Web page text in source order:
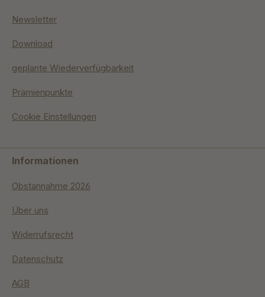
Newsletter
Download
geplante Wiederverfügbarkeit
Prämienpunkte
Cookie Einstellungen
Informationen
Obstannahme 2026
Über uns
Widerrufsrecht
Datenschutz
AGB